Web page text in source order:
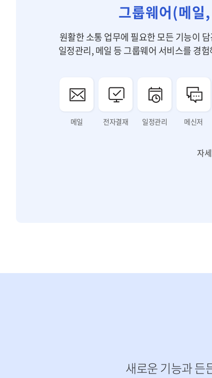
그룹웨어(메일
원활한 소통 업무에 필요한 모든 기능이
일정관리, 메일 등 그룹웨어 서비스를 경
메일 전자결재 일정관리 메신저
자
새로운 기능과 든